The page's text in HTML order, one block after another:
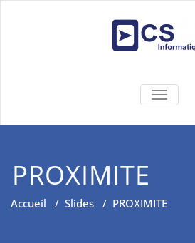
PROXIMITE
Accueil / Slides / PROXIMITE